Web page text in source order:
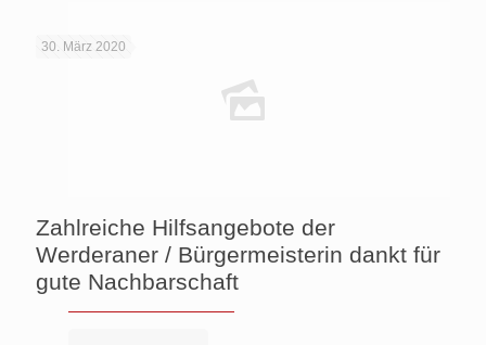
30. März 2020
Zahlreiche Hilfsangebote der
Werderaner / Bürgermeisterin dankt für
gute Nachbarschaft